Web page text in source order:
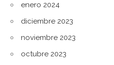
enero 2024
diciembre 2023
noviembre 2023
octubre 2023